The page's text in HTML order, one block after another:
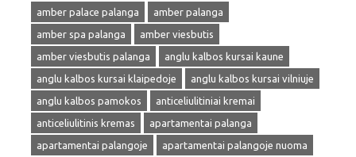
amber palace palanga
amber palanga
amber spa palanga
amber viesbutis
amber viesbutis palanga
anglu kalbos kursai kaune
anglu kalbos kursai klaipedoje
anglu kalbos kursai vilniuje
anglu kalbos pamokos
anticeliulitiniai kremai
anticeliulitinis kremas
apartamentai palanga
apartamentai palangoje
apartamentai palangoje nuoma